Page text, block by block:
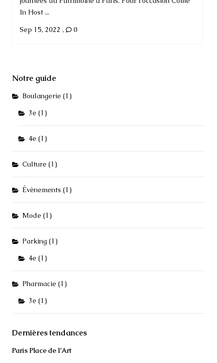
In Host ...
Sep 15, 2022 , 0
Notre guide
Boulangerie (1)
3e (1)
4e (1)
Culture (1)
Évènements (1)
Mode (1)
Parking (1)
4e (1)
Pharmacie (1)
3e (1)
Dernières tendances
Paris Place de l’Art